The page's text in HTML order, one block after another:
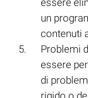
un
contenuti
Problemi
essere
di
rigido o